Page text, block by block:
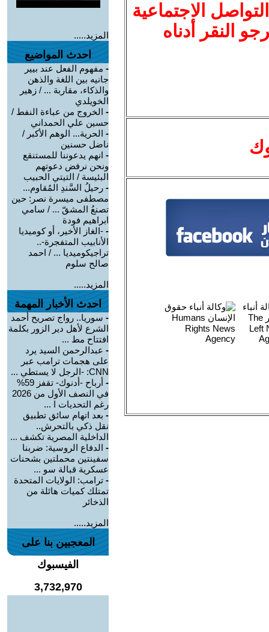
الاجتماعية
النقر أدناه
المزيد.....
احدث المواضيع
- مفهوم الفعل عند بيير
جانيه بين اللغة والذهن
والذكاء، مقاربة ... / زهير
الخويلدي
- الخروج من عباءة النفط /
حسين علي الحمداني
- الحرية... الوهم الأكبر /
ناضل حسنين
- انهم يدعوننا للمستنقع
ونحن نرفض دعوتهم
البئيسة / التيتي الحبيب
- رحيلُ السَّندِ المُقاوم...
مصطفى ميسرة نصر: حين
تصنعُ المشقّ ... / سامي
ابراهيم فودة
- -الغاز الأخير، أو كوميديا
الأنابيب المتفجرة-..
تراجيكوميديا ... / احمد
صالح سلوم
المزيد.....
احدث الأخبار المهمة
- سوريا.. رواج تصريح أحمد
الشرع لأهل دير الزور بكلمة
افتتاح مط ...
- عبدالرحمن السيد يرد
على هجمات ترامب عبر
CNN: -الرجل لا يستطي ...
-
أرباح -أدنوك- تقفز 59%
في النصف الأول من 2026
رغم التحديات ا ...
- بعد اتهام سائق تطبيق
نقل ذكي بالتحرش..
الداخلية المصرية تكشف ...
- الدفاع الروسية: ضربنا
سفينتين محملتين بشحنات
عسكرية قبالة سو ...
- ترامب: الولايات المتحدة
تمتلك كميات هائلة من
الذخائر
المزيد.....
المعجبين بنا على
الفيسبوك
3,732,970